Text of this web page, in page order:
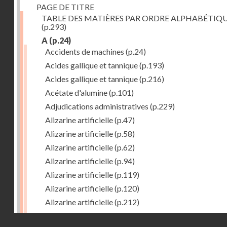
PAGE DE TITRE
TABLE DES MATIÈRES PAR ORDRE
(p.293)
A (p.24)
Accidents de machines (p.24)
Acides gallique et tannique(p.193)
Acides gallique et tannique(p.216)
Acétate d'alumine(p.101)
Adjudications administratives (p.229)
Alizarine artificielle(p.47)
Alizarine artificielle(p.58)
Alizarine artificielle(p.62)
Alizarine artificielle(p.94)
Alizarine artificielle(p.119)
Alizarine artificielle(p.120)
Alizarine artificielle(p.212)
Alizarine artificielle(p.256)